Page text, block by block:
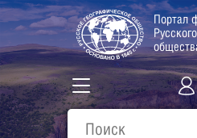
Портал
Все фильмы